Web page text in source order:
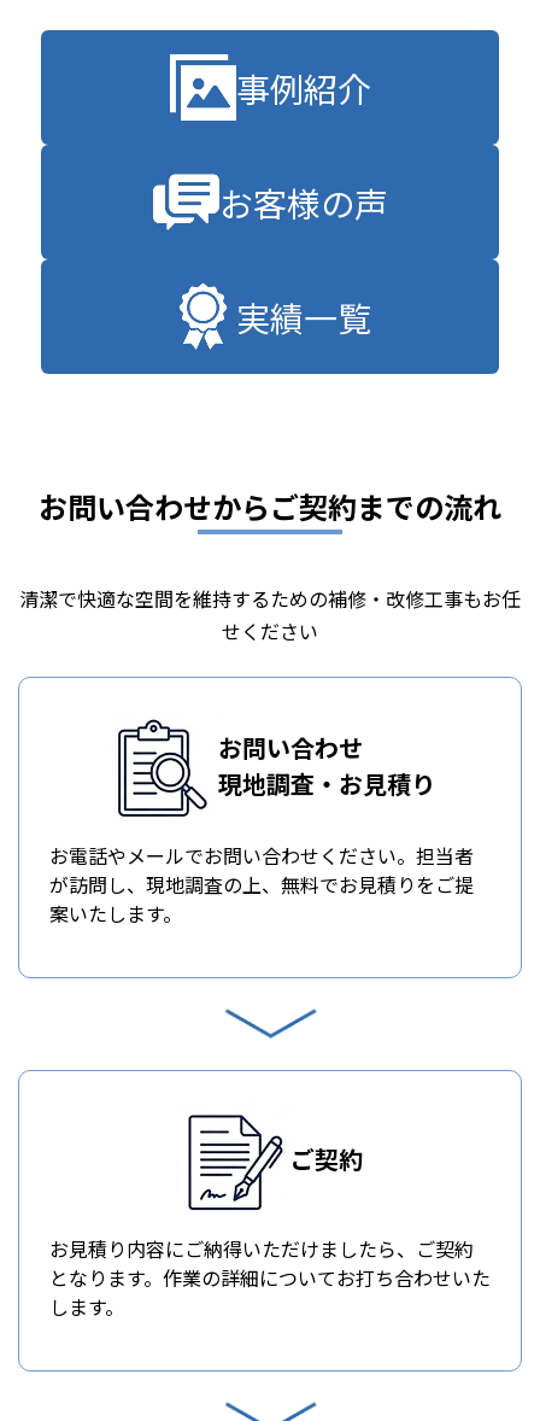
事例紹介
お客様の声
実績一覧
お問い合わせからご契約までの流れ
清潔で快適な空間を維持するための補修・改修工事もお任
せください
お問い合わせ
現地調査・お見積り
お電話やメールでお問い合わせください。担当者
が訪問し、現地調査の上、無料でお見積りをご提
案いたします。
ご契約
お見積り内容にご納得いただけましたら、ご契約
となります。作業の詳細についてお打ち合わせいた
します。